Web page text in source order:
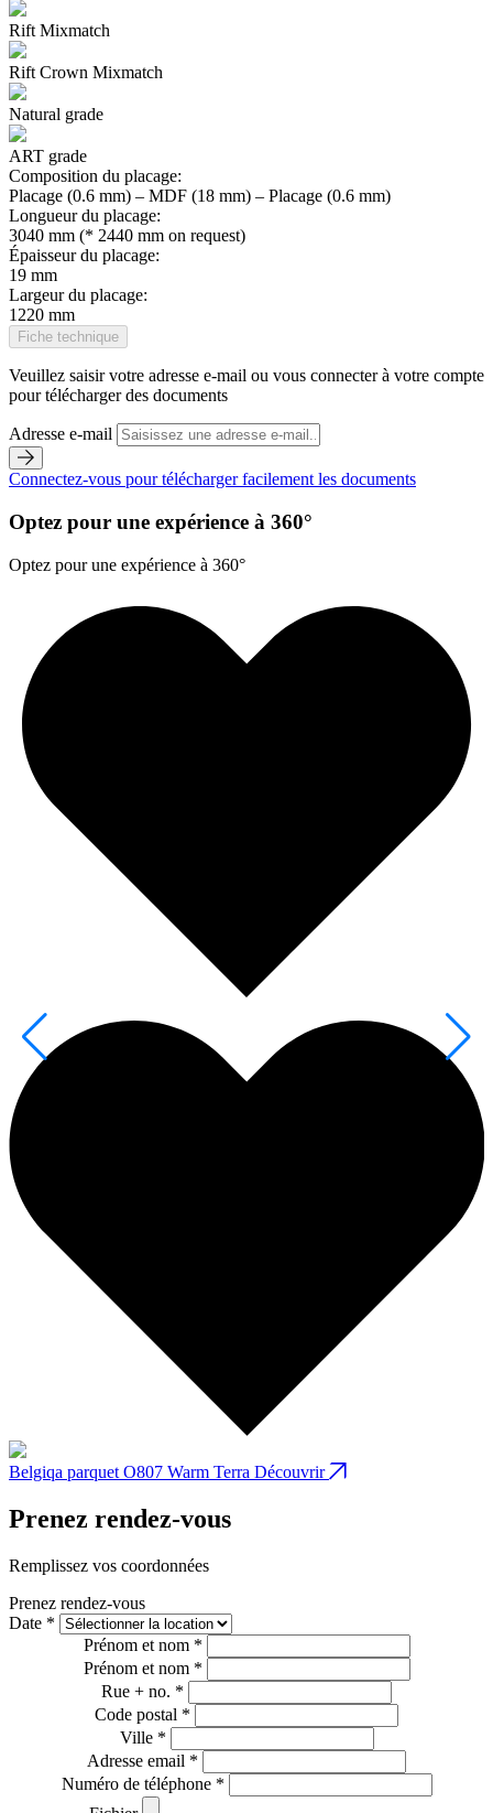
Rift Mixmatch
Rift Crown Mixmatch
Natural grade
ART grade
Composition du placage:
Placage (0.6 mm) – MDF (18 mm) – Placage (0.6 mm)
Longueur du placage:
3040 mm (* 2440 mm on request)
Épaisseur du placage:
19 mm
Largeur du placage:
1220 mm
Fiche technique
Veuillez saisir votre adresse e-mail ou vous connecter à votre compte
pour télécharger des documents
Adresse e-mail
Connectez-vous pour télécharger facilement les documents
Optez pour une expérience à 360°
Optez pour une expérience à 360°
Belgiqa parquet O807 Warm Terra Découvrir
Prenez rendez-vous
Remplissez vos coordonnées
Prenez rendez-vous
Date *
Prénom et nom *
Prénom et nom *
Rue + no. *
Code postal *
Ville *
Adresse email *
Numéro de téléphone *